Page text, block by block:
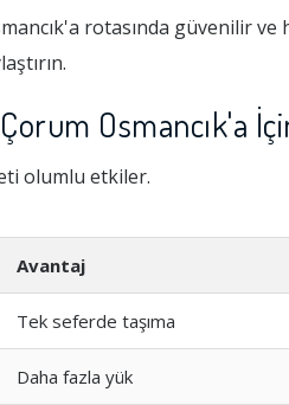
rotasında güvenilir
Osmancık'a
olumlu etkiler.
Avantaj
Tek seferde taşıma
Daha fazla yük